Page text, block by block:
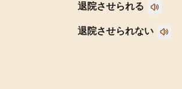
退院させられる
退院させられない